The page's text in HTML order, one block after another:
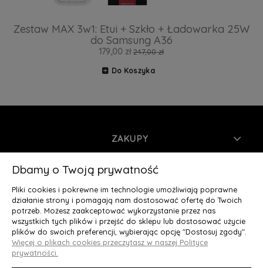
Zestaw MAX 3w1: Etui + Szkło + Ładowarka 25W
do Samsung A36
179,00 zł 247,00 zł
Do Koszyka
ZAKUPY
INFORMACJE
MOJE KONTO
O NAS
Deluxury.pl
Dbamy o Twoją prywatność
Pliki cookies i pokrewne im technologie umożliwiają poprawne
działanie strony i pomagają nam dostosować ofertę do Twoich
potrzeb. Możesz zaakceptować wykorzystanie przez nas
wszystkich tych plików i przejść do sklepu lub dostosować użycie
plików do swoich preferencji, wybierając opcję "Dostosuj zgody".
Więcej o plikach cookies przeczytasz w naszej Polityce
prywatności.